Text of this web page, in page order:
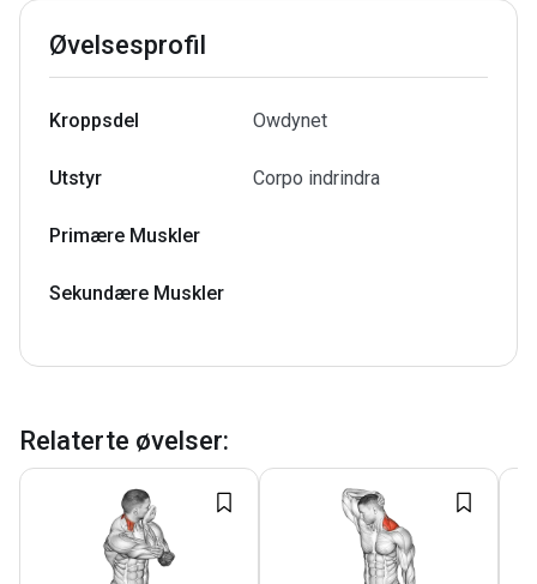
Øvelsesprofil
Kroppsdel Owdynet
Utstyr Corpo indrindra
Primære Muskler
Sekundære Muskler
Relaterte øvelser: